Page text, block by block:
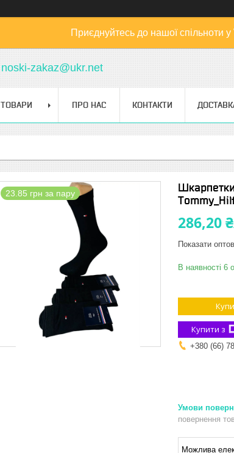
Приєднуйтесь до нашої спільноти
noski-zakaz@ukr.net
ТОВАРИ ПРО НАС КОНТАКТИ
23.85 грн за пару
286,20
Показати
В наявності 6
Купити з
+380 (66)
повернення